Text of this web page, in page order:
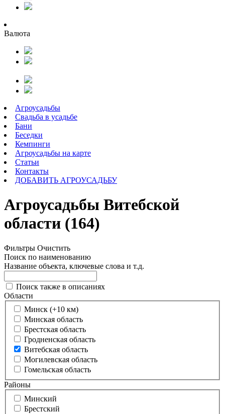
Валюта
Агроусадьбы
Свадьба в усадьбе
Бани
Беседки
Кемпинги
Агроусадьбы на карте
Статьи
Контакты
ДОБАВИТЬ АГРОУСАДЬБУ
Агроусадьбы Витебской
области (164)
Фильтры Очистить
Поиск по наименованию
Название объекта, ключевые слова и т.д.
Поиск также в описаниях
Области
Минск (+10 км)
Минская область
Брестская область
Гродненская область
Витебская область
Могилевская область
Гомельская область
Районы
Минский
Брестский